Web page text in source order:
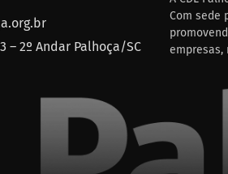
– 2º Andar Palhoça/SC
Com sede
empresas,